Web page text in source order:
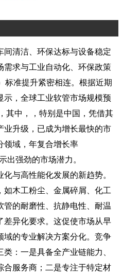
清洁、环保达标与设备稳定
需求与工业自动化、环保政策
标准提升紧密相连。根据近期
，全球工业软管市场规模预
其中，，特别是中国，凭借其
业升级，已成为增长最快的市
领域，年复合增长率
出强劲的市场潜力。
与高性能化发展的新趋势。
木工粉尘、金属碎屑、化工
的耐磨性、抗静电性、耐温
差异化要求。这促使市场从早
域的专业解决方案分化。竞争
：一是具备全产业链能力、
合服务商；二是专注于特定材